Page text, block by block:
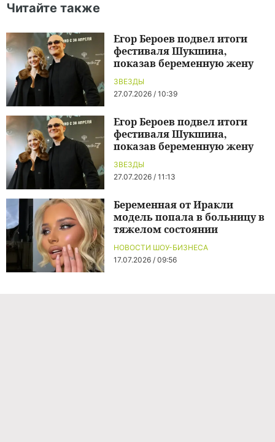
Читайте также
ЗВЕЗДЫ
27.07.2026 / 10:39
Егор Бероев подвел итоги
фестиваля Шукшина,
показав беременную жену
ЗВЕЗДЫ
27.07.2026 / 11:13
Егор Бероев подвел итоги
фестиваля Шукшина,
показав беременную жену
НОВОСТИ ШОУ-БИЗНЕСА
17.07.2026 / 09:56
Беременная от Иракли
модель попала в больницу в
тяжелом состоянии